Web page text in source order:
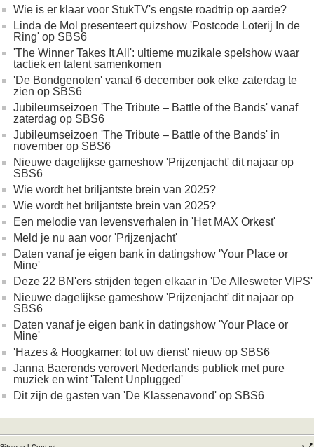
Wie is er klaar voor StukTV's engste roadtrip op aarde?
Linda de Mol presenteert quizshow 'Postcode Loterij In de
Ring' op SBS6
'The Winner Takes It All': ultieme muzikale spelshow waar
tactiek en talent samenkomen
'De Bondgenoten' vanaf 6 december ook elke zaterdag te
zien op SBS6
Jubileumseizoen 'The Tribute – Battle of the Bands' vanaf
zaterdag op SBS6
Jubileumseizoen 'The Tribute – Battle of the Bands' in
november op SBS6
Nieuwe dagelijkse gameshow 'Prijzenjacht' dit najaar op
SBS6
Wie wordt het briljantste brein van 2025?
Wie wordt het briljantste brein van 2025?
Een melodie van levensverhalen in 'Het MAX Orkest'
Meld je nu aan voor 'Prijzenjacht'
Daten vanaf je eigen bank in datingshow 'Your Place or
Mine'
Deze 22 BN'ers strijden tegen elkaar in 'De Allesweter VIPS'
Nieuwe dagelijkse gameshow 'Prijzenjacht' dit najaar op
SBS6
Daten vanaf je eigen bank in datingshow 'Your Place or
Mine'
'Hazes & Hoogkamer: tot uw dienst' nieuw op SBS6
Janna Baerends verovert Nederlands publiek met pure
muziek en wint 'Talent Unplugged'
Dit zijn de gasten van 'De Klassenavond' op SBS6